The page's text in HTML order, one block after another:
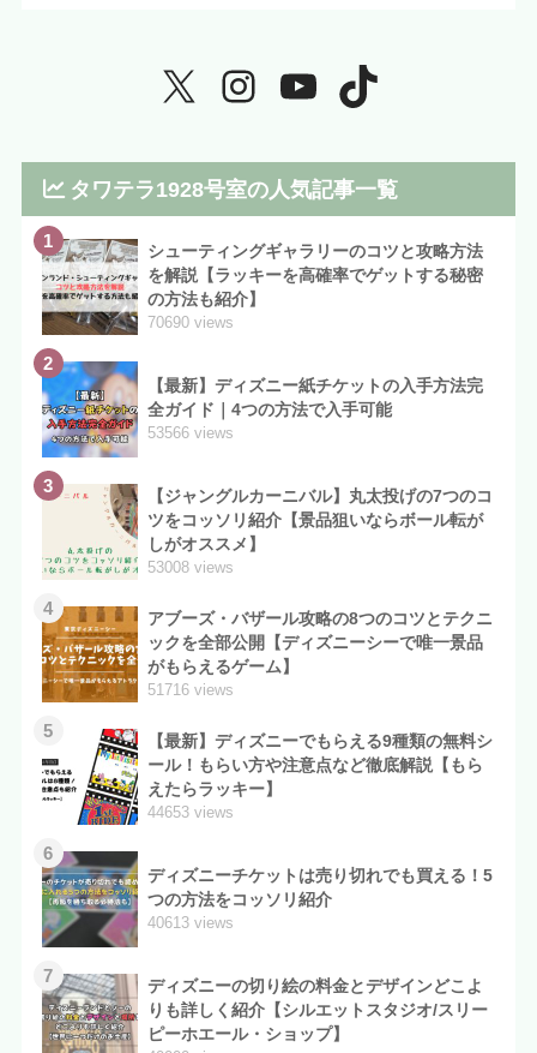
タワテラ1928号室の人気記事一覧
1
シューティングギャラリーのコツと攻略方法
を解説【ラッキーを高確率でゲットする秘密
の方法も紹介】
70690 views
2
【最新】ディズニー紙チケットの入手方法完
全ガイド｜4つの方法で入手可能
53566 views
3
【ジャングルカーニバル】丸太投げの7つのコ
ツをコッソリ紹介【景品狙いならボール転が
しがオススメ】
53008 views
4
アブーズ・バザール攻略の8つのコツとテクニ
ックを全部公開【ディズニーシーで唯一景品
がもらえるゲーム】
51716 views
5
【最新】ディズニーでもらえる9種類の無料シ
ール！もらい方や注意点など徹底解説【もら
えたらラッキー】
44653 views
6
ディズニーチケットは売り切れでも買える！5
つの方法をコッソリ紹介
40613 views
7
ディズニーの切り絵の料金とデザインどこよ
りも詳しく紹介【シルエットスタジオ/スリー
ピーホエール・ショップ】